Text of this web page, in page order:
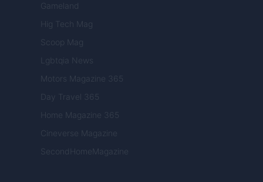
Gameland
Hig Tech Mag
Scoop Mag
Lgbtqia News
Motors Magazine 365
Day Travel 365
Home Magazine 365
Cineverse Magazine
SecondHomeMagazine